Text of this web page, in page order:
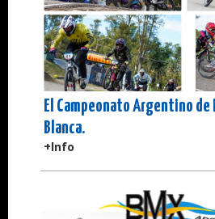
El Campeonato Argentino de
Blanca.
+Info